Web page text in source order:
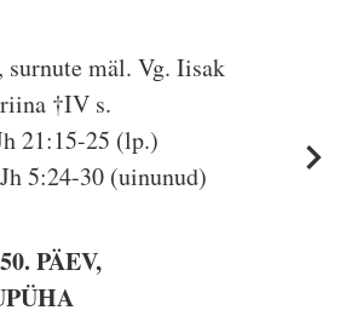
surnute mäl. Vg. Iisak
†IV s.
21:15-25 (lp.)
5:24-30 (uinunud)
PÄEV,